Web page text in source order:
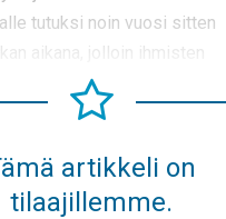
tutuksi noin vuosi sitten
aikana, jolloin ihmisten
artikkeli on
tilaajillemme.